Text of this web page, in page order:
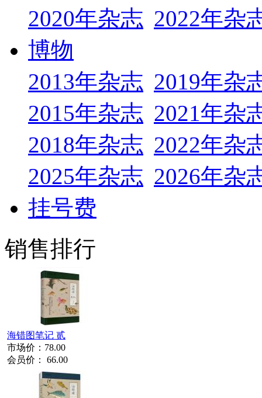
2020年杂志 2022年杂
博物
2013年杂志 2019年杂
2015年杂志 2021年杂
2018年杂志 2022年杂
2025年杂志 2026年杂
挂号费
销售排行
海错图笔记 贰
市场价： 78.00
会员价： 66.00